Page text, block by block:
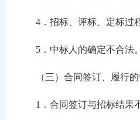
4．招标、评标、定标过程
5．中标人的确定不合法。
（三）合同签订、履行的
1．合同签订与招标结果不